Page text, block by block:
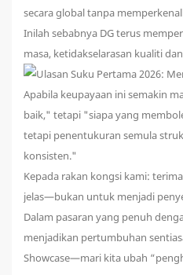
secara global tanpa
Inilah sebabnya DG terus
masa, ketidakselarasan kualiti
Apabila keupayaan ini semakin
baik," tetapi "siapa yang
tetapi penentukuran semula
konsisten."
Kepada rakan kongsi kami:
jelas—bukan untuk menjadi
Dalam pasaran yang penuh
menjadikan pertumbuhan
Showcase—mari kita ubah